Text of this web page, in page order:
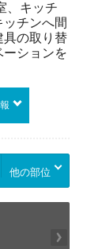
、キッチ
チンへ間
具の取り替
ーションを
他の部位